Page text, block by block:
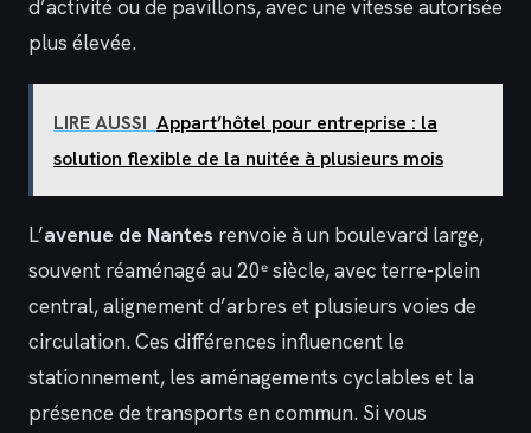
d’activité ou de pavillons, avec une vitesse autorisée
plus élevée.
LIRE AUSSI Appart’hôtel pour entreprise : la
solution flexible de la nuitée à plusieurs mois
L’avenue de Nantes renvoie à un boulevard large,
souvent réaménagé au 20ᵉ siècle, avec terre-plein
central, alignement d’arbres et plusieurs voies de
circulation. Ces différences influencent le
stationnement, les aménagements cyclables et la
présence de transports en commun. Si vous